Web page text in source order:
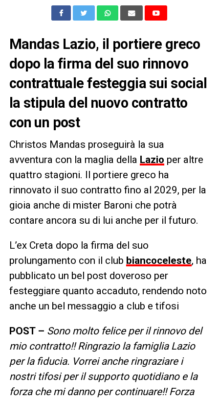
Mandas Lazio, il portiere greco
dopo la firma del suo rinnovo
contrattuale festeggia sui social
la stipula del nuovo contratto
con un post
Christos Mandas proseguirà la sua
avventura con la maglia della Lazio per altre
quattro stagioni. Il portiere greco ha
rinnovato il suo contratto fino al 2029, per la
gioia anche di mister Baroni che potrà
contare ancora su di lui anche per il futuro.
L’ex Creta dopo la firma del suo
prolungamento con il club biancoceleste, ha
pubblicato un bel post doveroso per
festeggiare quanto accaduto, rendendo noto
anche un bel messaggio a club e tifosi
POST – Sono molto felice per il rinnovo del
mio contratto!! Ringrazio la famiglia Lazio
per la fiducia. Vorrei anche ringraziare i
nostri tifosi per il supporto quotidiano e la
forza che mi danno per continuare!! Forza